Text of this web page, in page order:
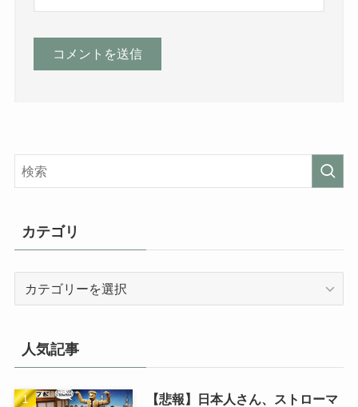
カテゴリ
人気記事
【悲報】日本人さん、ストローマ